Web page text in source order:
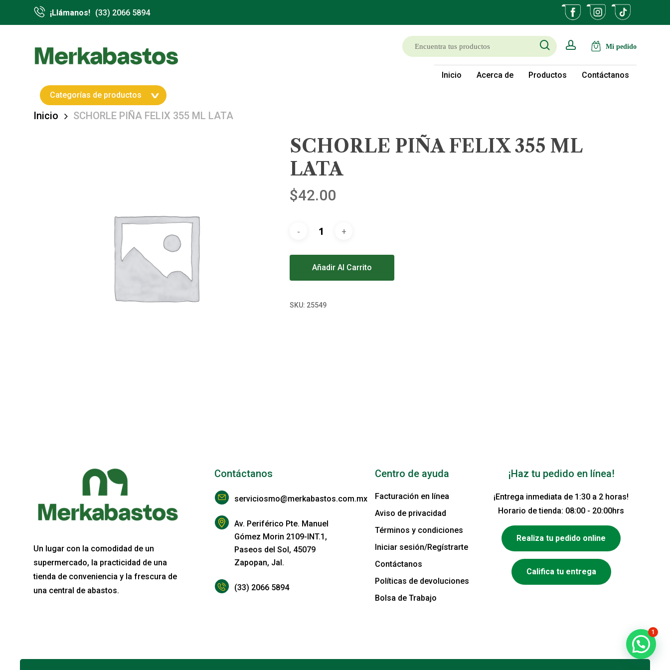
¡Llámanos! (33) 2066 5894
Hit enter to search or ESC to close
Categorías de productos
Inicio Acerca de Productos Contáctanos
searchaccount
Inicio SCHORLE PIÑA FELIX 355 ML LATA
SCHORLE PIÑA FELIX 355 ML
LATA
$42.00
Añadir Al Carrito
SKU: 25549
Un lugar con la comodidad de un
supermercado, la practicidad de una
tienda de conveniencia y la frescura de
una central de abastos.
Contáctanos
serviciosmo@merkabastos.com.mx
Av. Periférico Pte. Manuel
Gómez Morin 2109-INT.1,
Paseos del Sol, 45079
Zapopan, Jal.
(33) 2066 5894
Centro de ayuda
Facturación en línea
Aviso de privacidad
Términos y condiciones
Iniciar sesión/Regístrarte
Contáctanos
Políticas de devoluciones
Bolsa de Trabajo
¡Haz tu pedido en línea!
¡Entrega inmediata de 1:30 a 2 horas!
Horario de tienda: 08:00 - 20:00hrs
Realiza tu pedido online
Califica tu entrega
1